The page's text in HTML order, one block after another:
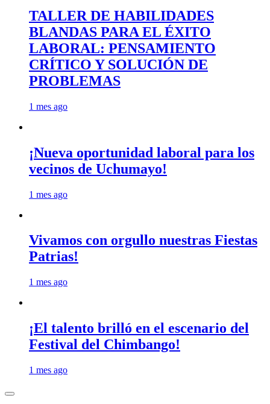
TALLER DE HABILIDADES
BLANDAS PARA EL ÉXITO
LABORAL: PENSAMIENTO
CRÍTICO Y SOLUCIÓN DE
PROBLEMAS
1 mes ago
¡Nueva oportunidad laboral para los
vecinos de Uchumayo!
1 mes ago
Vivamos con orgullo nuestras Fiestas
Patrias!
1 mes ago
¡El talento brilló en el escenario del
Festival del Chimbango!
1 mes ago